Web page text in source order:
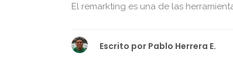
El remarkting es una de las
Escrito por Pablo Herrera E.